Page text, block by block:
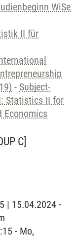
WiSe
II für
- Subject-
Statistics II for
Economics
C]
| 15.04.2024 -
- Mo,